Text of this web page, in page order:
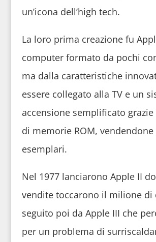
un’icona dell’high tech.
La loro prima creazione fu
computer formato da pochi
ma dalla caratteristiche
essere collegato alla TV e un
accensione semplificato
di memorie ROM, vendendone
esemplari.
Nel 1977 lanciarono Apple II
vendite toccarono il milione di
seguito poi da Apple III che
per un problema di